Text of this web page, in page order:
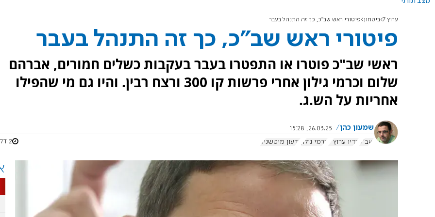
ערוץ 7 ביטחון פיטורי ראש שב"כ, כך זה התנהל בעבר
פיטורי ראש שב"כ, כך זה התנהל בעבר
ראשי שב"כ פוטרו או התפטרו בעבר בעקבות כשלים חמורים, אברהם
שלום וכרמי גילון אחרי פרשות קו 300 ורצח רבין. והיו גם מי שהפילו
אחריות על הש.ג.
שמעון כהן
26.03.25, 15:28
שב"כ רדיו ערוץ 7 כרמי גילון גדעון מיטשניק 2 דקות